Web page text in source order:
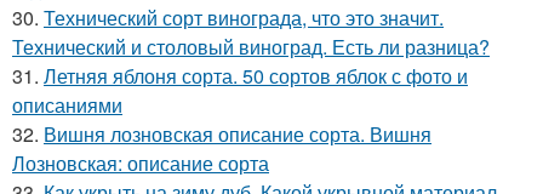
30. Технический сорт винограда, что это значит.
Технический и столовый виноград. Есть ли разница?
31. Летняя яблоня сорта. 50 сортов яблок с фото и
описаниями
32. Вишня лозновская описание сорта. Вишня
Лозновская: описание сорта